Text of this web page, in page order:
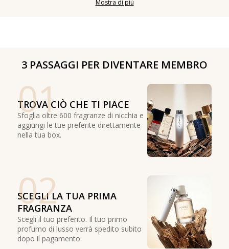
Mostra di più
3 PASSAGGI PER DIVENTARE MEMBRO
01
TROVA CIÒ CHE TI PIACE
Sfoglia oltre 600 fragranze di nicchia e
aggiungi le tue preferite direttamente
nella tua box.
02
SCEGLI LA TUA PRIMA
FRAGRANZA
Scegli il tuo preferito. Il tuo primo
profumo di lusso verrà spedito subito
dopo il pagamento.